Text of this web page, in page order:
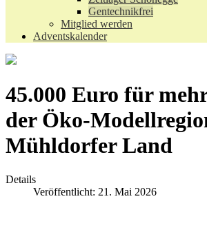
Gentechnikfrei
Mitglied werden
Adventskalender
45.000 Euro für
der Öko-
Mühldorfer Land
Details
Veröffentlicht: 21. Mai 2026